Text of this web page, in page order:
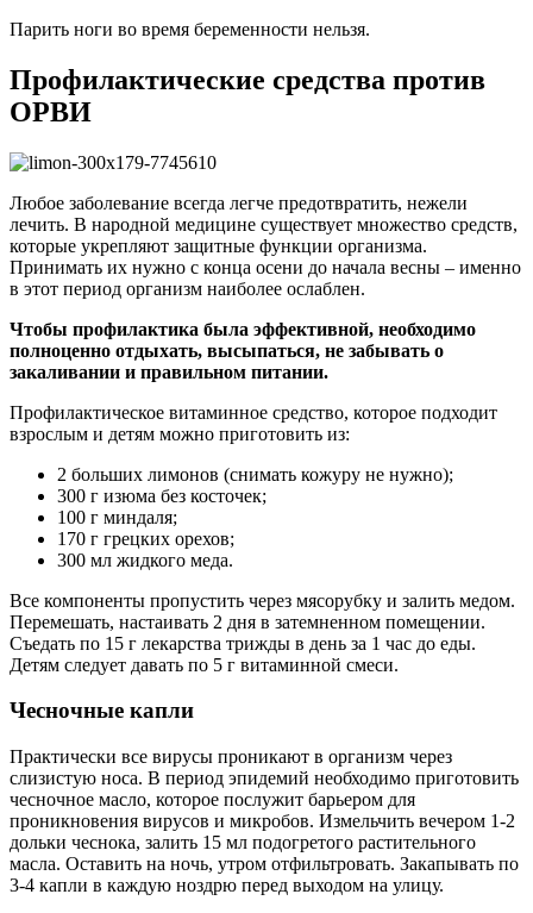
Парить ноги во время беременности нельзя.
Профилактические средства против
ОРВИ
Любое заболевание всегда легче предотвратить, нежели
лечить. В народной медицине существует множество средств,
которые укрепляют защитные функции организма.
Принимать их нужно с конца осени до начала весны – именно
в этот период организм наиболее ослаблен.
Чтобы профилактика была эффективной, необходимо
полноценно отдыхать, высыпаться, не забывать о
закаливании и правильном питании.
Профилактическое витаминное средство, которое подходит
взрослым и детям можно приготовить из:
2 больших лимонов (снимать кожуру не нужно);
300 г изюма без косточек;
100 г миндаля;
170 г грецких орехов;
300 мл жидкого меда.
Все компоненты пропустить через мясорубку и залить медом.
Перемешать, настаивать 2 дня в затемненном помещении.
Съедать по 15 г лекарства трижды в день за 1 час до еды.
Детям следует давать по 5 г витаминной смеси.
Чесночные капли
Практически все вирусы проникают в организм через
слизистую носа. В период эпидемий необходимо приготовить
чесночное масло, которое послужит барьером для
проникновения вирусов и микробов. Измельчить вечером 1-2
дольки чеснока, залить 15 мл подогретого растительного
масла. Оставить на ночь, утром отфильтровать. Закапывать по
3-4 капли в каждую ноздрю перед выходом на улицу.